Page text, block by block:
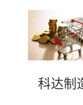
科达制